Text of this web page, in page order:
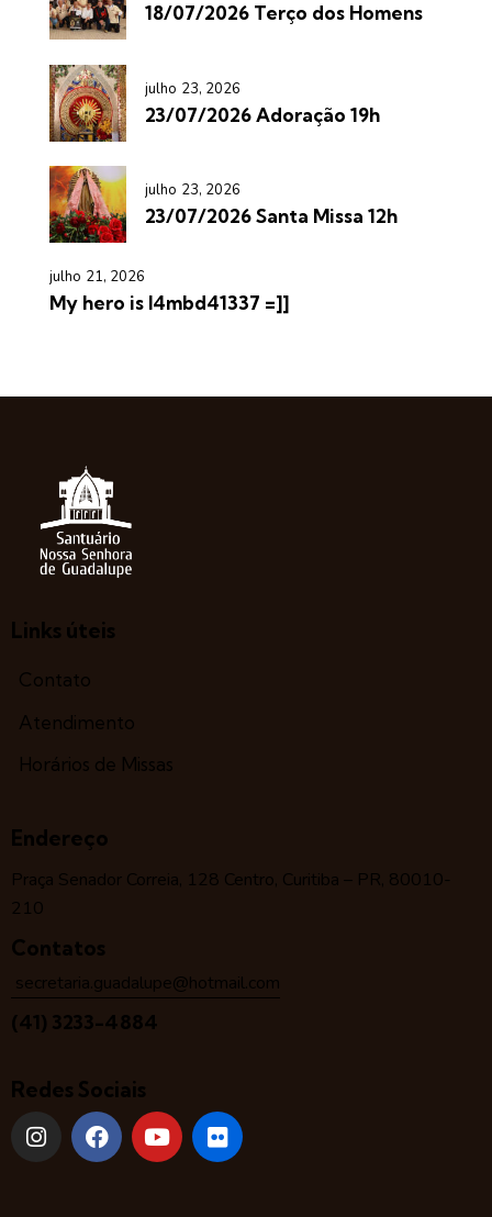
18/07/2026 Terço dos Homens
julho 23, 2026
23/07/2026 Adoração 19h
julho 23, 2026
23/07/2026 Santa Missa 12h
julho 21, 2026
My hero is l4mbd41337 =]]
Links úteis
Contato
Atendimento
Horários de Missas
Endereço
Praça Senador Correia, 128 Centro, Curitiba – PR, 80010-
210
Contatos
secretaria.guadalupe@hotmail.com
(41) 3233-4884
Redes Sociais